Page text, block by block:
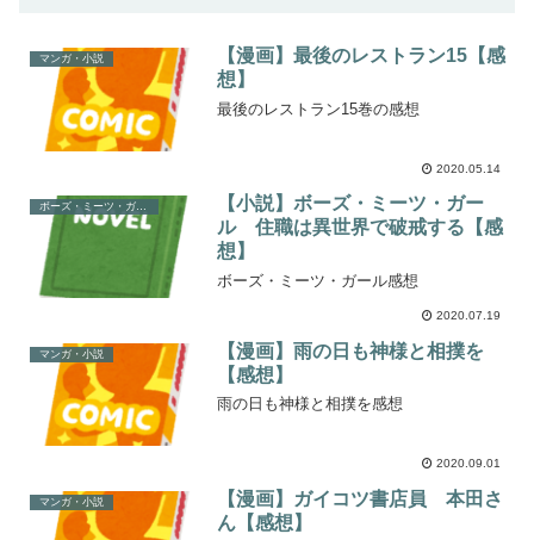
マンガ・小説
【漫画】最後のレストラン15【感
想】
最後のレストラン15巻の感想
2020.05.14
ボーズ・ミーツ・ガール
【小説】ボーズ・ミーツ・ガー
ル 住職は異世界で破戒する【感
想】
ボーズ・ミーツ・ガール感想
2020.07.19
マンガ・小説
【漫画】雨の日も神様と相撲を
【感想】
雨の日も神様と相撲を感想
2020.09.01
マンガ・小説
【漫画】ガイコツ書店員 本田さ
ん【感想】